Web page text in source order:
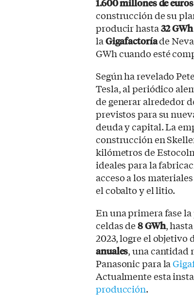
construcción de su
producir hasta32
laGigafactoríade
GWh cuando esté
Según ha revelado
Tesla, al periódico
de generar alrededor
previstos para su
deuda y capital. La
construcción en
kilómetros de
ideales para la
acceso a los
el cobalto y el litio.
En una primera fase
celdas de8 GWh,
2023, logre el objetivo
anuales, una cantidad
Panasonic para la
Actualmente esta
producción.